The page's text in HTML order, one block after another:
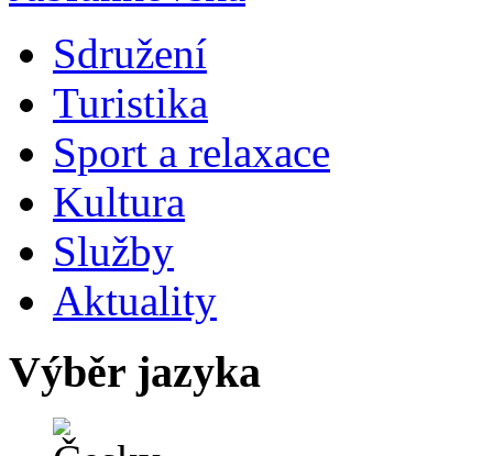
Sdružení
Turistika
Sport a relaxace
Kultura
Služby
Aktuality
Výběr jazyka